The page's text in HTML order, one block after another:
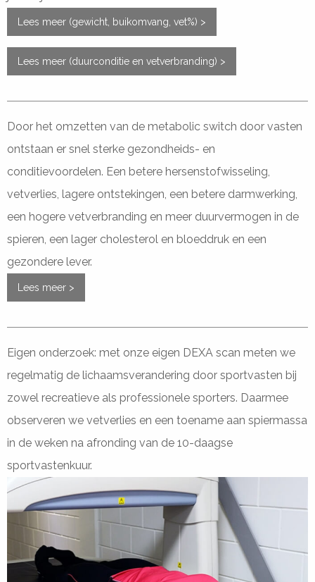
Lees meer (gewicht, buikomvang, vet%) >
Lees meer (duurconditie en vetverbranding) >
Door het omzetten van de metabolic switch door vasten
ontstaan er snel sterke gezondheids- en
conditievoordelen. Een betere hersenstofwisseling,
vetverlies, lagere ontstekingen, een betere darmwerking,
een hogere vetverbranding en meer duurvermogen in de
spieren, een lager cholesterol en bloeddruk en een
gezondere lever.
Lees meer >
Eigen onderzoek: met onze eigen DEXA scan meten we
regelmatig de lichaamsverandering door sportvasten bij
zowel recreatieve als professionele sporters. Daarmee
observeren we vetverlies en een toename aan spiermassa
in de weken na afronding van de 10-daagse
sportvastenkuur.